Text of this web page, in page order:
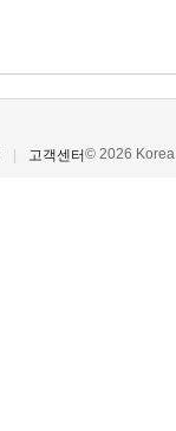
고객센터© 2026